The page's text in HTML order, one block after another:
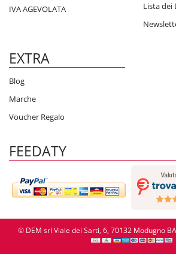
IVA AGEVOLATA
Lista dei
EXTRA
Blog
Marche
Voucher Regalo
FEEDATY
© DEM srl Viale dei Sarti, 6, 70132 Modugno